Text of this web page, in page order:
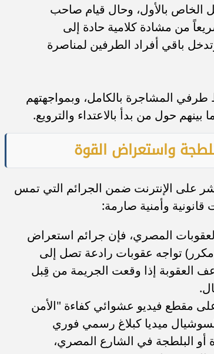
الخاص بالأول، وحال قيام صاحب
من مشادة كلامية حادة إلى
باقي أفراد الطرفين لمناصرة
المشاجرة بالكامل، وبمواجهتهم
بينهم حول من بدأ بالاعتداء والترويع.
واستعراض القوة
على الإنترنت ضمن الجرائم التي تمس
وأمنية صارمة:
المصري، فإن جرائم استعراض
القوة والبلطجة وترويع المواطنين (المادة 375 مكرر) تواجه عقوبات رادعة تصل إلى
العقوبة إذا وقعت الجريمة من قِبل
مقطع فيديو عشوائي كفاءة "الأمن
ميديا كبلاغ رسمي فوري
البلطجة في الشارع المصري،